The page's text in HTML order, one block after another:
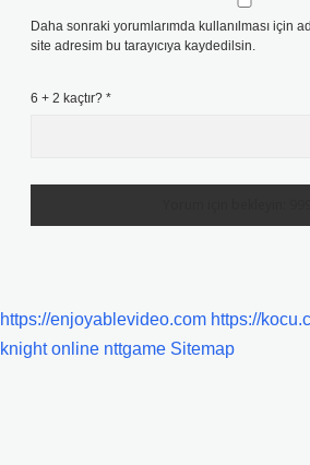
Daha sonraki yorumlarımda kullanılması için
site adresim bu tarayıcıya kaydedilsin.
6 + 2 kaçtır? *
https://enjoyablevideo.com https://
knight online nttgame Sitemap